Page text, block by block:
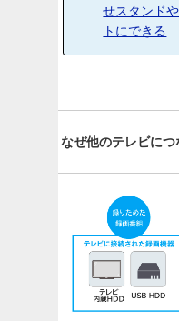
せスタンド
トにできる
なぜ他のテレビにつ